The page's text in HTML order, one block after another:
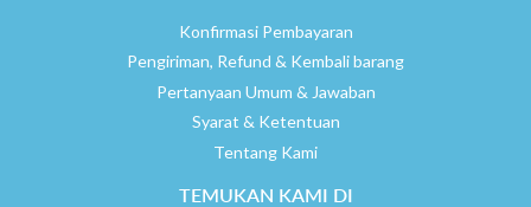
Konfirmasi Pembayaran
Pengiriman, Refund & Kembali barang
Pertanyaan Umum & Jawaban
Syarat & Ketentuan
Tentang Kami
TEMUKAN KAMI DI